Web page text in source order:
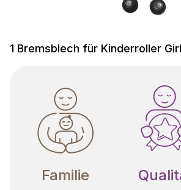
1 Bremsblech für Kinderroller
Familie